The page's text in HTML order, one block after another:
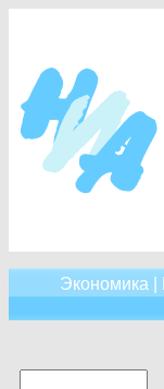
Экономика